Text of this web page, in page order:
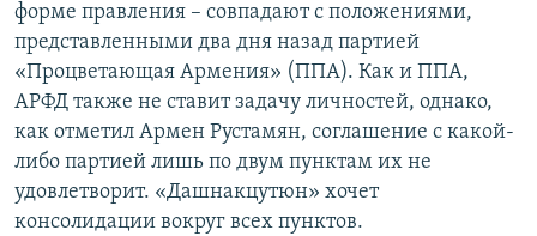
форме правления – совпадают с положениями,
представленными два дня назад партией
«Процветающая Армения» (ППА). Как и ППА,
АРФД также не ставит задачу личностей, однако,
как отметил Армен Рустамян, соглашение с какой-
либо партией лишь по двум пунктам их не
удовлетворит. «Дашнакцутюн» хочет
консолидации вокруг всех пунктов.